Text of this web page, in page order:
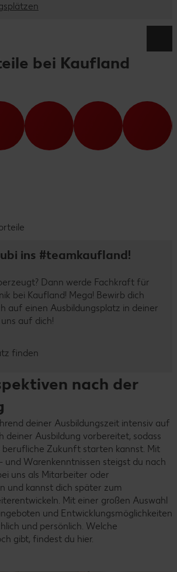
bei Kaufland
ins #teamkaufland!
Dann werde Fachkraft für
bei Kaufland! Mega! Bewirb dich
auf einen Ausbildungsplatz in deiner
auf dich!
finden
nach der
deiner Ausbildungszeit intensiv auf
deiner Ausbildung vorbereitet, sodass
berufliche Zukunft starten kannst. Mit
und Warenkenntnissen steigst du nach
uns als Mitarbeiter oder
und kannst dich später zum
Mit einer großen Auswahl
und Entwicklungsmöglichkeiten
und persönlich. Welche
gibt, findest du hier.